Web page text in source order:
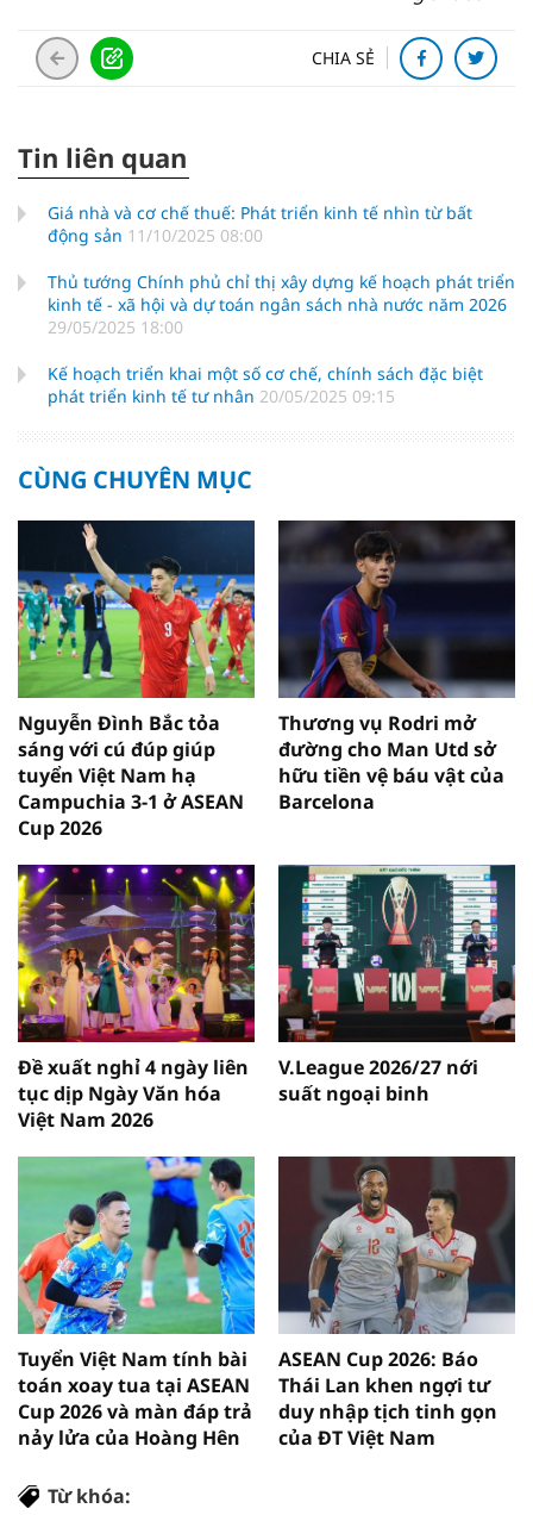
CHIA SẺ
Tin liên quan
Giá nhà và cơ chế thuế: Phát triển kinh tế nhìn từ bất
động sản 11/10/2025 08:00
Thủ tướng Chính phủ chỉ thị xây dựng kế hoạch phát triển
kinh tế - xã hội và dự toán ngân sách nhà nước năm 2026
29/05/2025 18:00
Kế hoạch triển khai một số cơ chế, chính sách đặc biệt
phát triển kinh tế tư nhân 20/05/2025 09:15
CÙNG CHUYÊN MỤC
Nguyễn Đình Bắc tỏa
sáng với cú đúp giúp
tuyển Việt Nam hạ
Campuchia 3-1 ở ASEAN
Cup 2026
Thương vụ Rodri mở
đường cho Man Utd sở
hữu tiền vệ báu vật của
Barcelona
Đề xuất nghỉ 4 ngày liên
tục dịp Ngày Văn hóa
Việt Nam 2026
V.League 2026/27 nới
suất ngoại binh
Tuyển Việt Nam tính bài
toán xoay tua tại ASEAN
Cup 2026 và màn đáp trả
nảy lửa của Hoàng Hên
ASEAN Cup 2026: Báo
Thái Lan khen ngợi tư
duy nhập tịch tinh gọn
của ĐT Việt Nam
Từ khóa: